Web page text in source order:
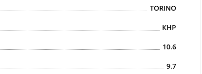
TORINO
КНР
10.6
9.7